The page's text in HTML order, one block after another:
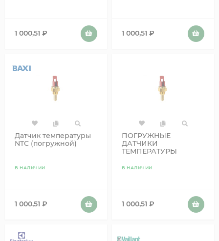
1 000,51 ₽ 1 000,51 ₽
Датчик температуры
NTC (погружной)
В НАЛИЧИИ
1 000,51 ₽
ПОГРУЖНЫЕ
ДАТЧИКИ
ТЕМПЕРАТУРЫ
ЧЕРНЫЙ G1/8 CH13
В НАЛИЧИИ
1 000,51 ₽